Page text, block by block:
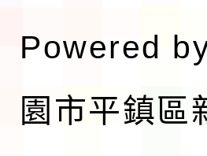
Powered
園市平鎮區